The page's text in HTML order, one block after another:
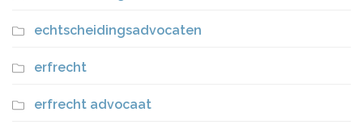
echtscheidingsadvocaten
erfrecht
erfrecht advocaat